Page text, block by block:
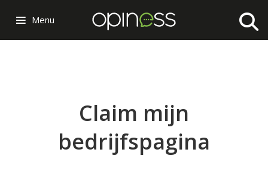
Menu
Claim mijn
bedrijfspagina